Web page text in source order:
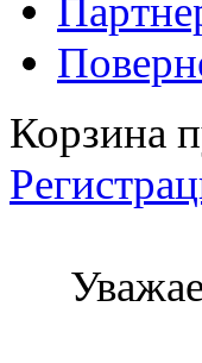
Корзина